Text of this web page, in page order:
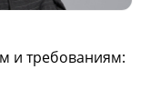
и требованиям: